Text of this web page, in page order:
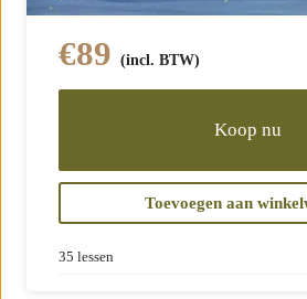
€89 (incl. BTW)
Koop nu
Toevoegen aan
35 lessen
levensverrijkende ervaring.
bevallen en welke keuzes we
We moeten het ons alleen maar
Reviews